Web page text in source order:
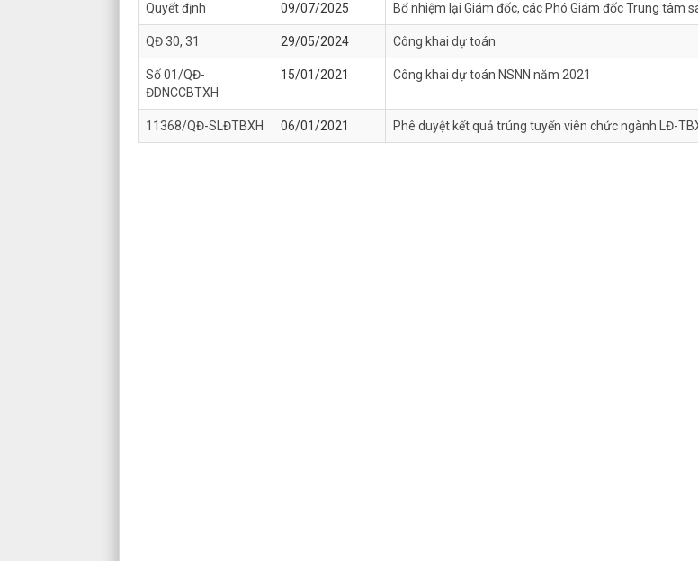
Quyết định 09/07/2025 Bổ nhiệm lại Giám đốc, các Phó Giám đốc Trung tâm
QĐ 30, 31 29/05/2024 Công khai dự toán
Số 01/QĐ-
ĐDNCCBTXH
15/01/2021 Công khai dự toán NSNN năm 2021
11368/QĐ-SLĐTBXH 06/01/2021 Phê duyệt kết quả trúng tuyển viên chức ngành LĐ-